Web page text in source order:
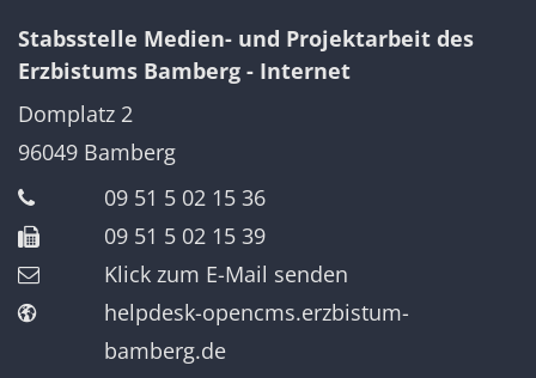
Stabsstelle Medien- und Projektarbeit des
Erzbistums Bamberg - Internet
Domplatz 2
96049 Bamberg
09 51 5 02 15 36
09 51 5 02 15 39
Klick zum E-Mail senden
helpdesk-opencms.erzbistum-
bamberg.de